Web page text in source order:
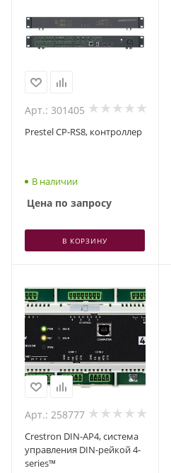
Арт.: 301405
Prestel CP-RS8, контроллер
В наличии
Цена по запросу
В КОРЗИНУ
Арт.: 258777
Crestron DIN-AP4, система
управления DIN-рейкой 4-
series™